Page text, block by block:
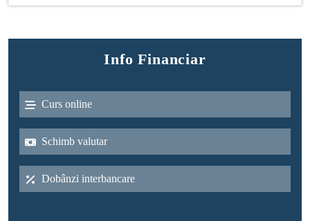
Info Financiar
Curs online
Schimb valutar
Dobânzi interbancare